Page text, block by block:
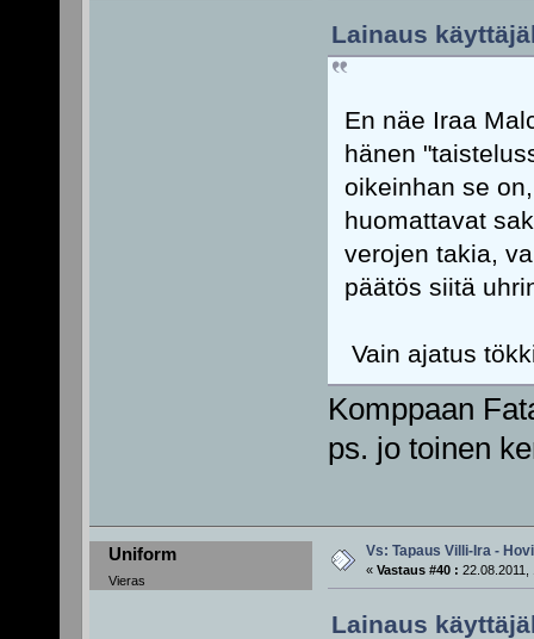
Lainaus
En näe Iraa
hänen
oikeinhan se
huomattavat
verojen takia,
päätös siitä
Vain ajatus
Komppaan
ps. jo toinen
Uniform
Vieras
Vs: Tapaus Villi-Ira -
« Vastaus #40 : 22.08.2011,
Lainaus